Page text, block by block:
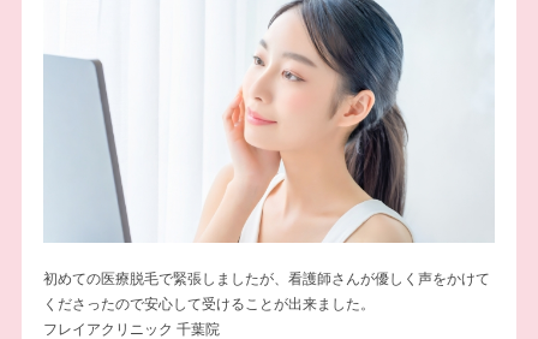
初めての医療脱毛で緊張しましたが、看護師さんが優しく声をかけて
くださったので安心して受けることが出来ました。
フレイアクリニック 千葉院